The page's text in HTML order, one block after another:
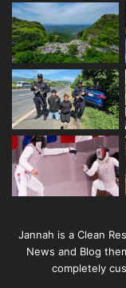
Jannah is a Clean
News and Blog
completely